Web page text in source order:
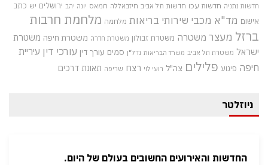
חדשות נתניה חדשות עכו חדשות תל אביב חיזבאללה חמאס יונה יהב ירושלים יש כתב
אישום מד"א מכבי שירותי בריאות מלחמה מלחמת חרבות
ברזל מעצר משטרה משטרת זבולון משטרת חדרה משטרת חיפה משטרת
ישראל משטרת תל אביב משרד הבריאות נדל"ן סמים עורך דין עורכי דין עיריית
חיפה פיגוע פלילים צה"ל רועי לוי רצח שריפה תאונת דרכים
ניוזלטר
החדשות והאירועים החשובים בעולם של היום.